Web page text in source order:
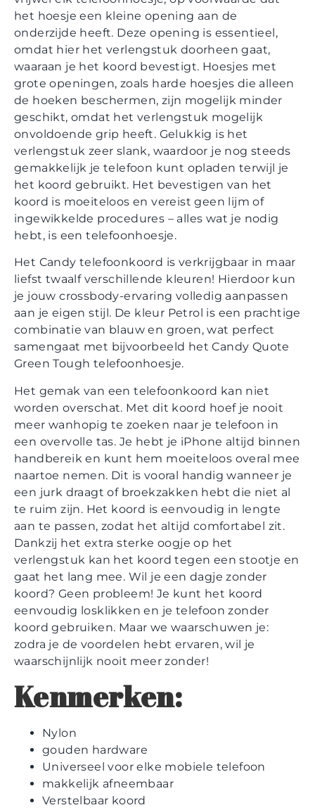
het hoesje een kleine opening aan de
onderzijde heeft. Deze opening is essentieel,
omdat hier het verlengstuk doorheen gaat,
waaraan je het koord bevestigt. Hoesjes met
grote openingen, zoals harde hoesjes die alleen
de hoeken beschermen, zijn mogelijk minder
geschikt, omdat het verlengstuk mogelijk
onvoldoende grip heeft. Gelukkig is het
verlengstuk zeer slank, waardoor je nog steeds
gemakkelijk je telefoon kunt opladen terwijl je
het koord gebruikt. Het bevestigen van het
koord is moeiteloos en vereist geen lijm of
ingewikkelde procedures – alles wat je nodig
hebt, is een telefoonhoesje.
Het Candy telefoonkoord is verkrijgbaar in maar
liefst twaalf verschillende kleuren! Hierdoor kun
je jouw crossbody-ervaring volledig aanpassen
aan je eigen stijl. De kleur Petrol is een prachtige
combinatie van blauw en groen, wat perfect
samengaat met bijvoorbeeld het Candy Quote
Green Tough telefoonhoesje.
Het gemak van een telefoonkoord kan niet
worden overschat. Met dit koord hoef je nooit
meer wanhopig te zoeken naar je telefoon in
een overvolle tas. Je hebt je iPhone altijd binnen
handbereik en kunt hem moeiteloos overal mee
naartoe nemen. Dit is vooral handig wanneer je
een jurk draagt of broekzakken hebt die niet al
te ruim zijn. Het koord is eenvoudig in lengte
aan te passen, zodat het altijd comfortabel zit.
Dankzij het extra sterke oogje op het
verlengstuk kan het koord tegen een stootje en
gaat het lang mee. Wil je een dagje zonder
koord? Geen probleem! Je kunt het koord
eenvoudig losklikken en je telefoon zonder
koord gebruiken. Maar we waarschuwen je:
zodra je de voordelen hebt ervaren, wil je
waarschijnlijk nooit meer zonder!
Kenmerken:
Nylon
gouden hardware
Universeel voor elke mobiele telefoon
makkelijk afneembaar
Verstelbaar koord